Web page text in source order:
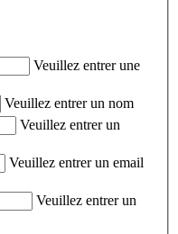
Veuillez entrer une
Veuillez entrer un nom
Veuillez entrer un
Veuillez entrer un email
Veuillez entrer un